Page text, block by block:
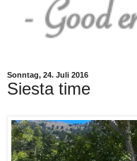
Sonntag, 24. Juli 2016
Siesta time